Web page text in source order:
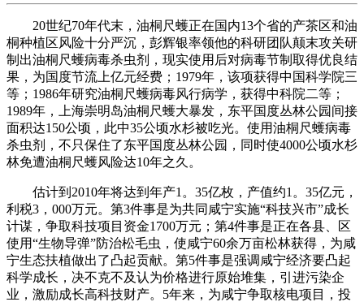
20世纪70年代末，油桐尺蠖正在国内13个省的产茶区和油
桐种植区风险十分严沉，彭辉银率领他的科研团队颠末攻关研
制出油桐尺蠖病毒杀虫剂，现实使用后对病毒节制取得优良结
果，为国度节流上亿元经费；1979年，该项获得中国科学院三
等；1986年研究油桐尺蠖病毒风行病学，获得中科院二等；
1989年，上海崇明岛油桐尺蠖大暴发，东平国度丛林公园间接
面积达150公顷，此中35公顷水杉被吃光。使用油桐尺蠖病毒
杀虫剂，不只保住了东平国度丛林公园，同时使4000公顷水杉
林免遭油桐尺蠖风险达10年之久。
估计到2010年将达到年产1。35亿枚，产值约1。35亿元，
利税3，000万元。第3件事是为共同咸宁实施“科技兴市”成长
计谋，争取科技项目资金1700万元；第4件事是正在各县、区
使用“生物导弹”防治松毛虫，使咸宁60余万亩松林获得，为咸
宁生态扶植做出了凸起贡献。第5件事是强调咸宁经济要凸起
科学成长，决不克不及认为价格进行原始堆集，引进污染企
业，激励成长高科技财产。5年来，为咸宁争取核电项目，投